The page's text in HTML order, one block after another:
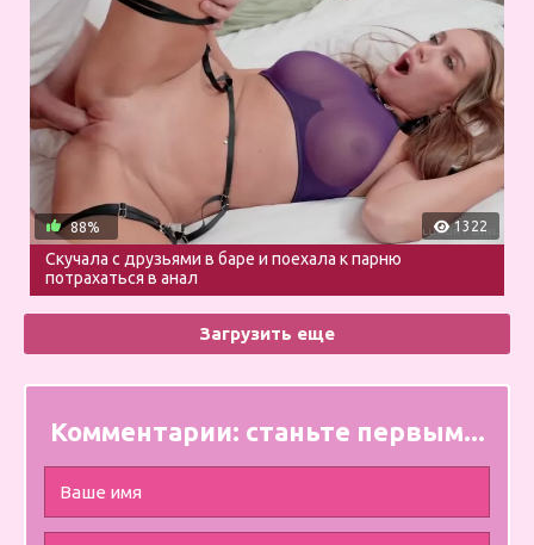
1322
88%
Скучала с друзьями в баре и поехала к парню
потрахаться в анал
Загрузить еще
Комментарии: станьте первым...